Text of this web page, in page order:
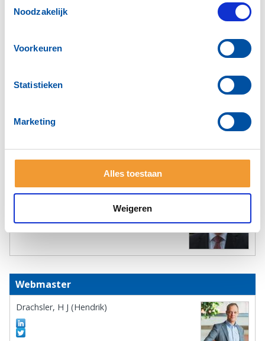
Noodzakelijk
Voorkeuren
Statistieken
Marketing
Alles toestaan
Weigeren
Vaessen, S.M.J. (Steph)
Programmacommissaris
Vanhommerig, J.H.L. (Jos)
Webmaster
Drachsler, H J (Hendrik)